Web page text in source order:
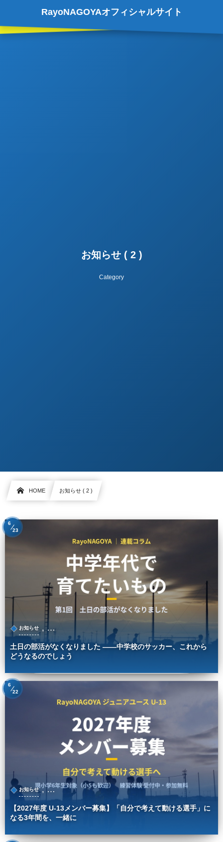
RayoNAGOYAオフィシャルサイト
お知らせ ( 2 )
Category
HOME お知らせ ( 2 )
お知らせ , …
土日の部活がなくなりました ——中学校のサッカー、これから
どうなるのでしょう
6
23
お知らせ , …
【2027年度 U-13メンバー募集】「自分で考えて動ける選手」に
なる3年間を、一緒に
6
22